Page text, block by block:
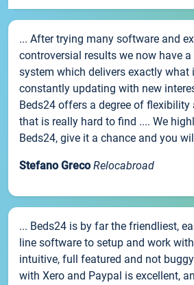
... After trying many software and
controversial results we now have
system which delivers exactly what
constantly updating with new
Beds24 offers a degree of
that is really hard to find .... We
Beds24, give it a chance and you
Stefano Greco Relocabroad
... Beds24 is by far the friendliest,
line software to setup and work
intuitive, full featured and not
with Xero and Paypal is excellent,